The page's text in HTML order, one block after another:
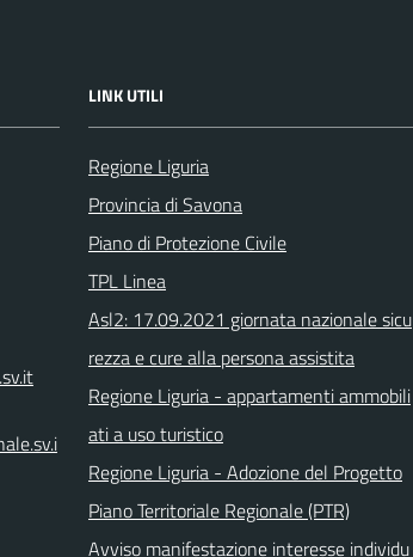
LINK UTILI
Regione Liguria
Provincia di Savona
Piano di Protezione Civile
TPL Linea
Asl2: 17.09.2021 giornata nazionale sicu
rezza e cure alla persona assistita
Regione Liguria - appartamenti ammobili
ati a uso turistico
Regione Liguria - Adozione del Progetto
Piano Territoriale Regionale (PTR)
Avviso manifestazione interesse individu